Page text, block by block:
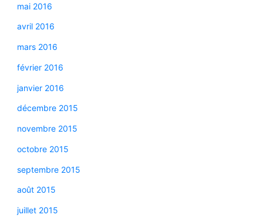
mai 2016
avril 2016
mars 2016
février 2016
janvier 2016
décembre 2015
novembre 2015
octobre 2015
septembre 2015
août 2015
juillet 2015